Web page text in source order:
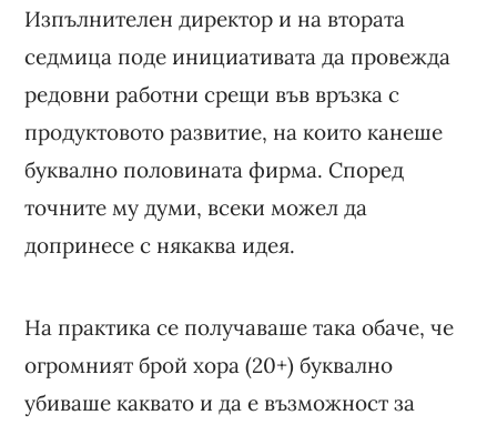
Изпълнителен директор и на втората
седмица поде инициативата да провежда
редовни работни срещи във връзка с
продуктовото развитие, на които канеше
буквално половината фирма. Според
точните му думи, всеки можел да
допринесе с някаква идея.
На практика се получаваше така обаче, че
огромният брой хора (20+) буквално
убиваше каквато и да е възможност за